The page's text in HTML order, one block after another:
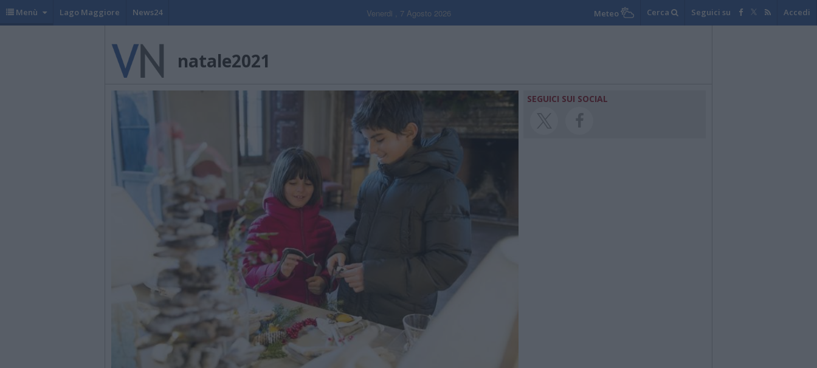
Menù Lago Maggiore News24 Venerdi , 7 Agosto 2026 Meteo Cerca Seguici su Accedi
natale2021
SEGUICI SUI SOCIAL